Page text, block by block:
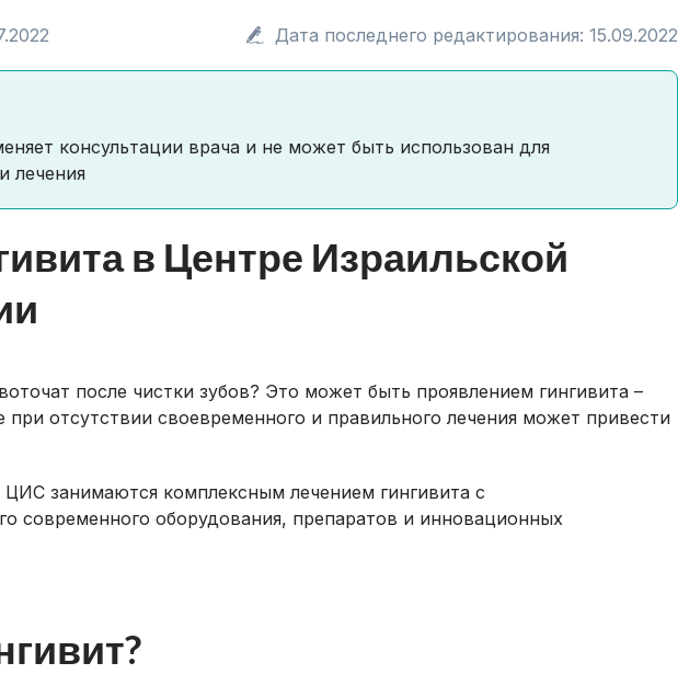
Дата последнего редактирования: 15.09.2022
консультации врача и не может быть использован для
лечения
в Центре Израильской
после чистки зубов? Это может быть проявлением гингивита –
при отсутствии своевременного и правильного лечения может привести
занимаются комплексным лечением гингивита с
современного оборудования, препаратов и инновационных